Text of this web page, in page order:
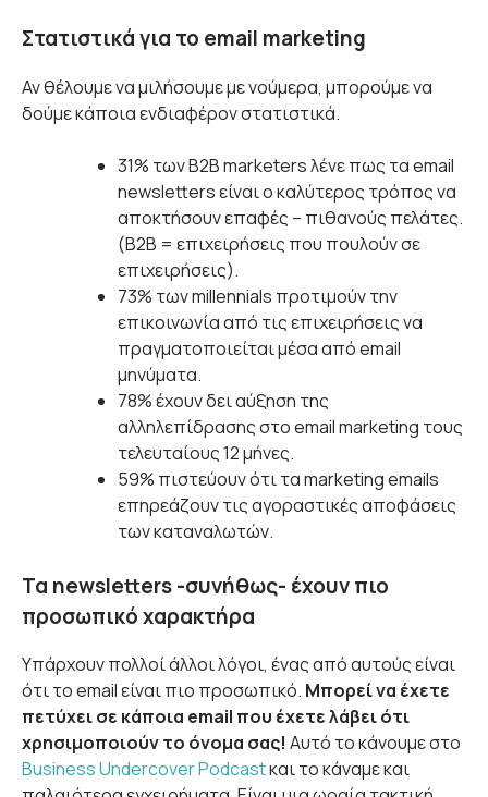
Στατιστικά για το email marketing
Αν θέλουμε να μιλήσουμε με νούμερα, μπορούμε να
δούμε κάποια ενδιαφέρον στατιστικά.
31% των B2B marketers λένε πως τα email
newsletters είναι ο καλύτερος τρόπος να
αποκτήσουν επαφές – πιθανούς πελάτες.
(B2B = επιχειρήσεις που πουλούν σε
επιχειρήσεις).
73% των millennials προτιμούν την
επικοινωνία από τις επιχειρήσεις να
πραγματοποιείται μέσα από email
μηνύματα.
78% έχουν δει αύξηση της
αλληλεπίδρασης στο email marketing τους
τελευταίους 12 μήνες.
59% πιστεύουν ότι τα marketing emails
επηρεάζουν τις αγοραστικές αποφάσεις
των καταναλωτών.
Τα newsletters -συνήθως- έχουν πιο
προσωπικό χαρακτήρα
Υπάρχουν πολλοί άλλοι λόγοι, ένας από αυτούς είναι
ότι το email είναι πιο προσωπικό. Μπορεί να έχετε
πετύχει σε κάποια email που έχετε λάβει ότι
χρησιμοποιούν το όνομα σας! Αυτό το κάνουμε στο
Business Undercover Podcastκαι το κάναμε και